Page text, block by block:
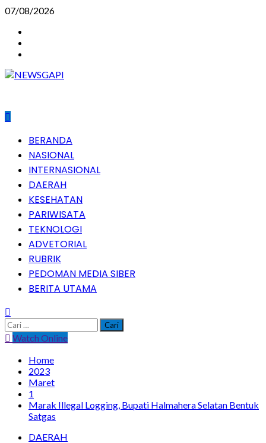
Skip
content
07/08/2026
PrimaryBERANDA
NASIONAL
INTERNASIONAL
DAERAH
KESEHATAN
PARIWISATA
TEKNOLOGI
ADVETORIAL
RUBRIK
PEDOMAN MEDIA SIBER
BERITA UTAMA
Cari
untuk:
Watch Online
Home
2023
Maret
1
Marak Illegal Logging, Bupati Halmahera Selatan Bentuk
Satgas
DAERAH